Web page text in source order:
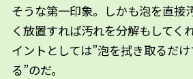
そうな第一印象。しかも泡を直接
く放置すれば汚れを分解もしてく
イントとしては”泡を拭き取るだ
る”のだ。